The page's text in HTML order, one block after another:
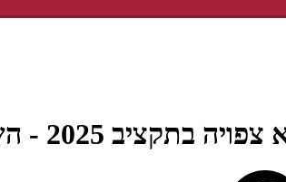
2025 - השכר הממוצע במשק